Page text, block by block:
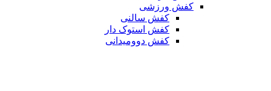
کفش ورزشی
کفش سالنی
کفش استوک دار
کفش دوومیدانی